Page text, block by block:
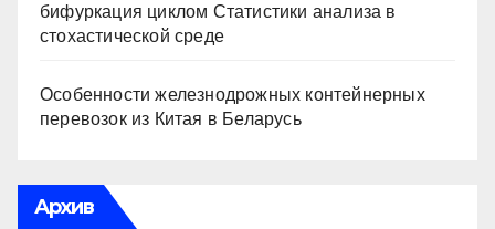
бифуркация циклом Статистики анализа в
стохастической среде
Особенности железнодрожных контейнерных
перевозок из Китая в Беларусь
Архив